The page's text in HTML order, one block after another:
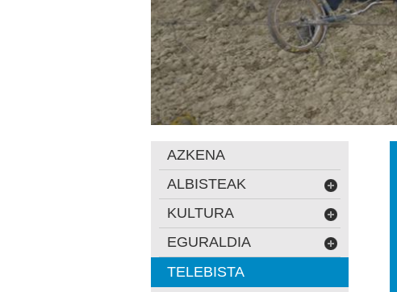
AZKENA
ALBISTEAK
KULTURA
EGURALDIA
TELEBISTA